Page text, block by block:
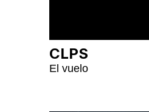
CLPS
El vuelo